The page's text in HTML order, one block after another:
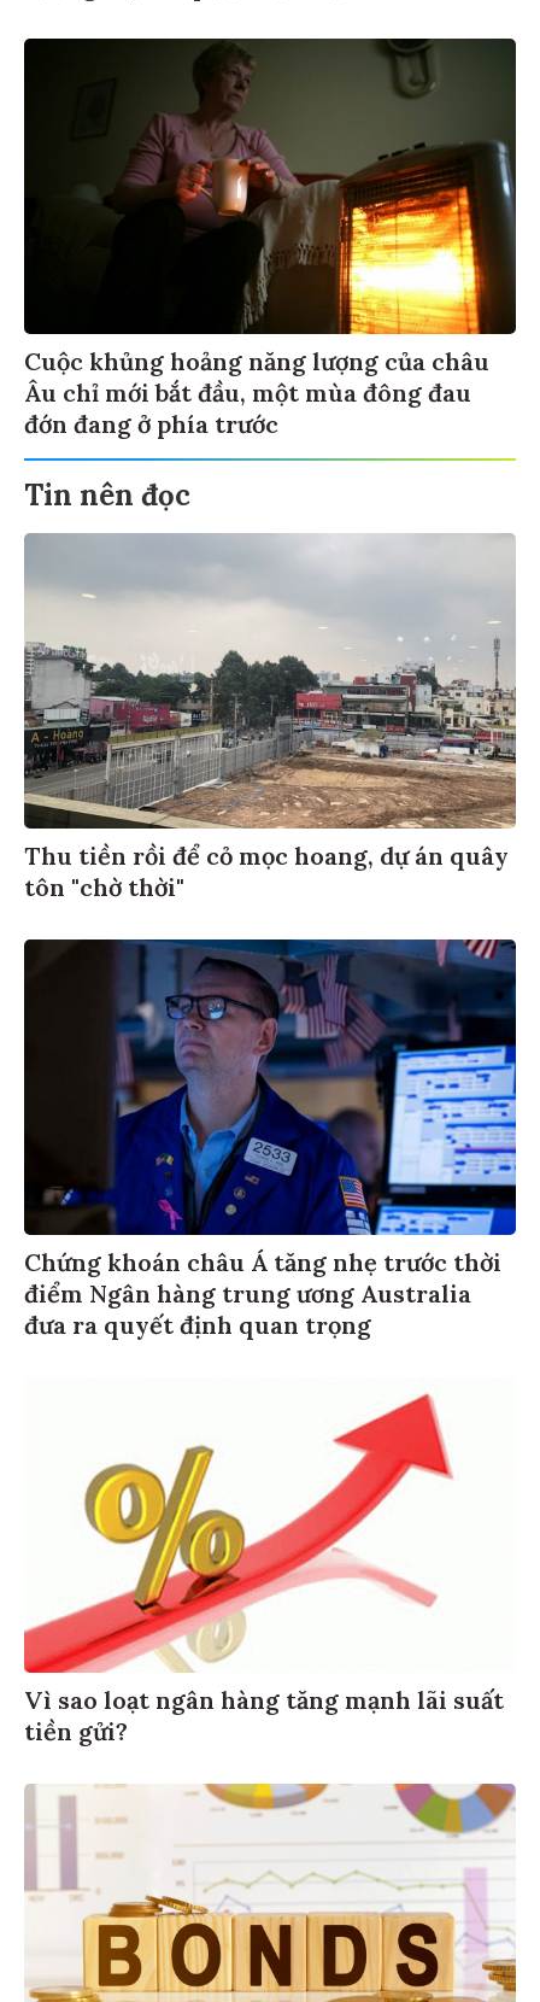
Cuộc khủng hoảng năng lượng của châu
Âu chỉ mới bắt đầu, một mùa đông đau
đớn đang ở phía trước
Tin nên đọc
Thu tiền rồi để cỏ mọc hoang, dự án quây
tôn "chờ thời"
Chứng khoán châu Á tăng nhẹ trước thời
điểm Ngân hàng trung ương Australia
đưa ra quyết định quan trọng
Vì sao loạt ngân hàng tăng mạnh lãi suất
tiền gửi?